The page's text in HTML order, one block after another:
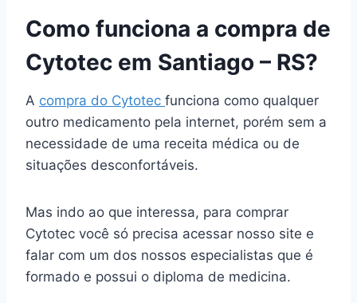
Como funciona a compra de
Cytotec em Santiago – RS?
A compra do Cytotec funciona como qualquer
outro medicamento pela internet, porém sem a
necessidade de uma receita médica ou de
situações desconfortáveis.
Mas indo ao que interessa, para comprar
Cytotec você só precisa acessar nosso site e
falar com um dos nossos especialistas que é
formado e possui o diploma de medicina.